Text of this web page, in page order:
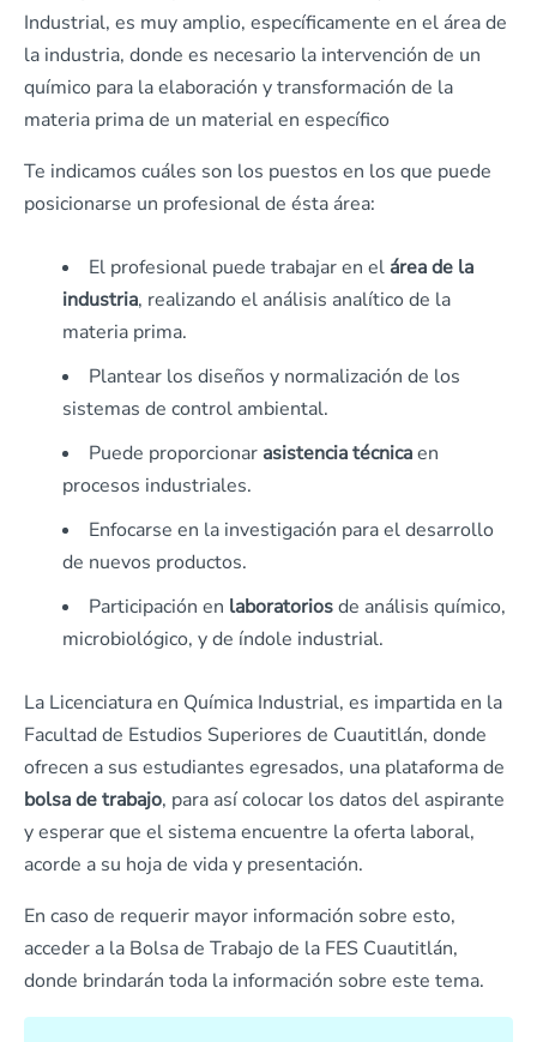
Industrial, es muy amplio, específicamente en el área de
la industria, donde es necesario la intervención de un
químico para la elaboración y transformación de la
materia prima de un material en específico
Te indicamos cuáles son los puestos en los que puede
posicionarse un profesional de ésta área:
El profesional puede trabajar en el área de la
industria, realizando el análisis analítico de la
materia prima.
Plantear los diseños y normalización de los
sistemas de control ambiental.
Puede proporcionar asistencia técnicaen
procesos industriales.
Enfocarse en la investigación para el desarrollo
de nuevos productos.
Participación en laboratoriosde análisis químico,
microbiológico, y de índole industrial.
La Licenciatura en Química Industrial, es impartida en la
Facultad de Estudios Superiores de Cuautitlán, donde
ofrecen a sus estudiantes egresados, una plataforma de
bolsa de trabajo, para así colocar los datos del aspirante
y esperar que el sistema encuentre la oferta laboral,
acorde a su hoja de vida y presentación.
En caso de requerir mayor información sobre esto,
acceder a la Bolsa de Trabajo de la FES Cuautitlán,
donde brindarán toda la información sobre este tema.